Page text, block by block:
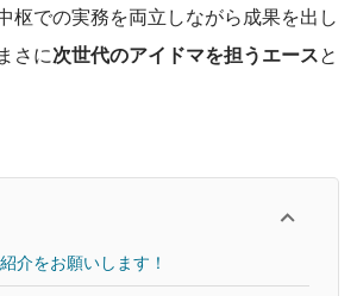
枢での実務を両立しながら成果を出し
さに次世代のアイドマを担うエースと
介をお願いします！